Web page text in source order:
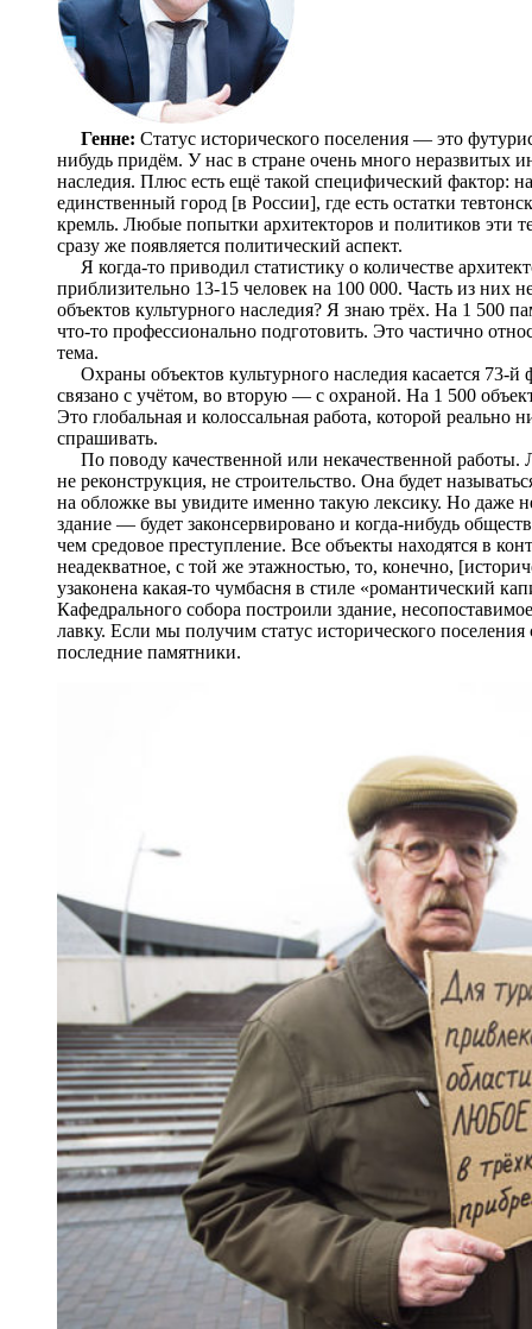
Генне: Статус исторического поселения — это
нибудь придём. У нас в стране очень много неразвитых
наследия. Плюс есть ещё такой специфический фактор:
единственный город [в России], где есть остатки
кремль. Любые попытки архитекторов и политиков эти
сразу же появляется политический аспект.
Я когда-то приводил статистику о количестве
приблизительно 13-15 человек на 100 000. Часть из них
объектов культурного наследия? Я знаю трёх. На 1 500
что-то профессионально подготовить. Это частично
тема.
Охраны объектов культурного наследия касается 73-
связано с учётом, во вторую — с охраной. На 1 500
Это глобальная и колоссальная работа, которой реально
спрашивать.
По поводу качественной или некачественной работы.
не реконструкция, не строительство. Она будет
на обложке вы увидите именно такую лексику. Но даже
здание — будет законсервировано и когда-нибудь
чем средовое преступление. Все объекты находятся в
неадекватное, с той же этажностью, то, конечно,
узаконена какая-то чумбасня в стиле «романтический
Кафедрального собора построили здание,
лавку. Если мы получим статус исторического
последние памятники.